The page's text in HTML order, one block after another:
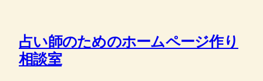
占い師のためのホームページ作り
相談室